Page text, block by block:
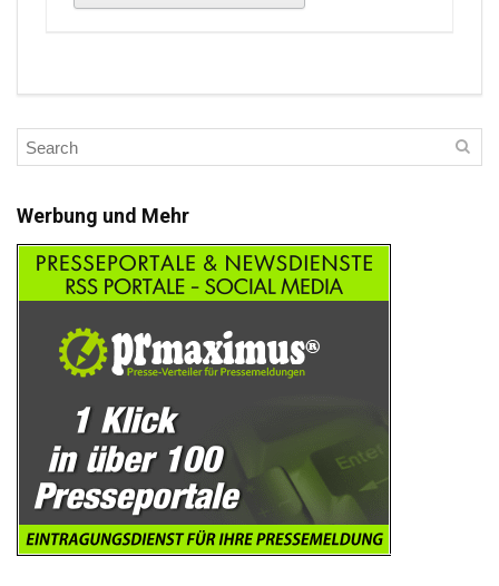
Werbung und Mehr